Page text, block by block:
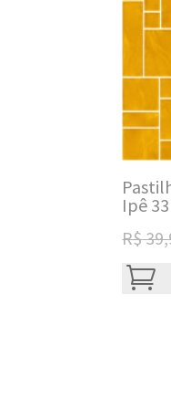
Ipê
R$